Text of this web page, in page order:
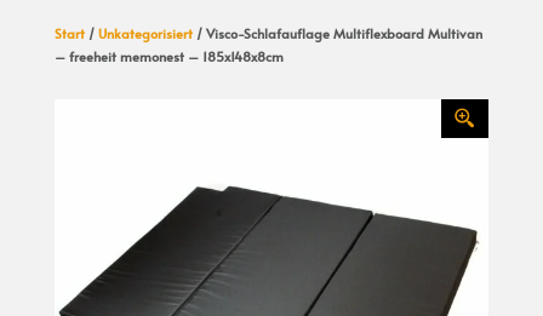
Start/ Unkategorisiert/ Visco-Schlafauflage Multiflexboard Multivan
– freeheit memonest – 185x148x8cm